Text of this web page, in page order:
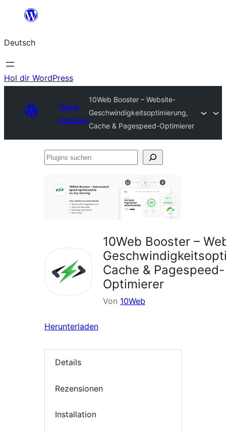
springen
Deutsch
Hol dir WordPress
Plugin
Directory
10Web Booster – Website-
Geschwindigkeitsoptimierung,
Cache & Pagespeed-Optimierer
Plugins
10Web Booster –
Cache & Pagespeed-
Optimierer
Von 10Web
Herunterladen
Details
Rezensionen
Installation